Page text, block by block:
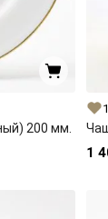
200 мм.
1